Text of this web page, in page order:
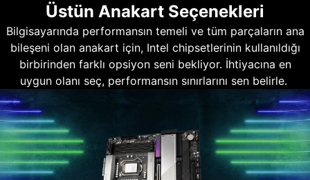
Üstün Anakart Seçenekleri
Bilgisayarında performansın temeli ve tüm parçaların ana
bileşeni olan anakart için, Intel chipsetlerinin kullanıldığı
birbirinden farklı opsiyon seni bekliyor. İhtiyacına en
uygun olanı seç, performansın sınırlarını sen belirle.